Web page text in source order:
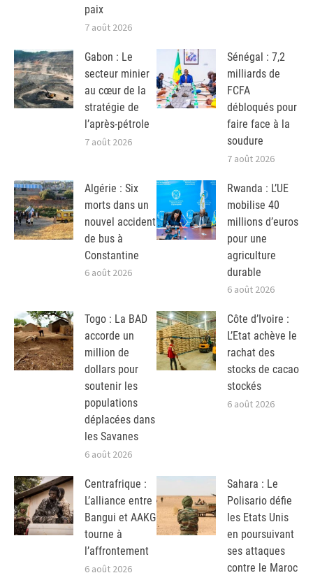
paix
7 août 2026
Gabon : Le
secteur minier
au cœur de la
stratégie de
l’après-pétrole
7 août 2026
Sénégal : 7,2
milliards de
FCFA
débloqués pour
faire face à la
soudure
7 août 2026
Algérie : Six
morts dans un
nouvel accident
de bus à
Constantine
6 août 2026
Rwanda : L’UE
mobilise 40
millions d’euros
pour une
agriculture
durable
6 août 2026
Togo : La BAD
accorde un
million de
dollars pour
soutenir les
populations
déplacées dans
les Savanes
6 août 2026
Côte d’Ivoire :
L’Etat achève le
rachat des
stocks de cacao
stockés
6 août 2026
Centrafrique :
L’alliance entre
Bangui et AAKG
tourne à
l’affrontement
6 août 2026
Sahara : Le
Polisario défie
les Etats Unis
en poursuivant
ses attaques
contre le Maroc